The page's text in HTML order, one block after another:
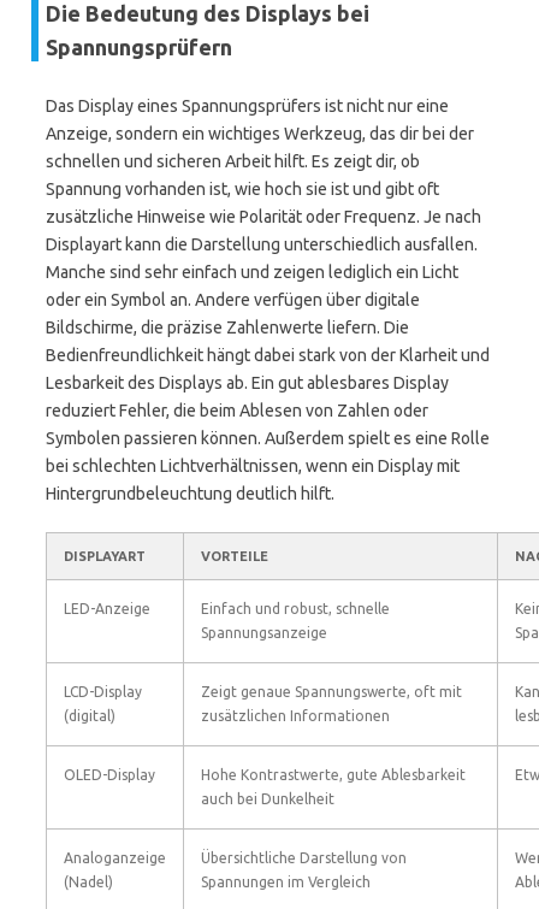
Die Bedeutung des Displays bei
Spannungsprüfern
Das Display eines Spannungsprüfers ist nicht nur eine
Anzeige, sondern ein wichtiges Werkzeug, das dir bei der
schnellen und sicheren Arbeit hilft. Es zeigt dir, ob
Spannung vorhanden ist, wie hoch sie ist und gibt oft
zusätzliche Hinweise wie Polarität oder Frequenz. Je nach
Displayart kann die Darstellung unterschiedlich ausfallen.
Manche sind sehr einfach und zeigen lediglich ein Licht
oder ein Symbol an. Andere verfügen über digitale
Bildschirme, die präzise Zahlenwerte liefern. Die
Bedienfreundlichkeit hängt dabei stark von der Klarheit und
Lesbarkeit des Displays ab. Ein gut ablesbares Display
reduziert Fehler, die beim Ablesen von Zahlen oder
Symbolen passieren können. Außerdem spielt es eine Rolle
bei schlechten Lichtverhältnissen, wenn ein Display mit
Hintergrundbeleuchtung deutlich hilft.
DISPLAYART VORTEILE
LED-Anzeige
Einfach und robust, schnelle
Spannungsanzeige
LCD-Display
(digital)
Zeigt genaue Spannungswerte, oft mit
zusätzlichen Informationen
OLED-Display
Hohe Kontrastwerte, gute Ablesbarkeit
auch bei Dunkelheit
Analoganzeige
(Nadel)
Übersichtliche Darstellung von
Spannungen im Vergleich